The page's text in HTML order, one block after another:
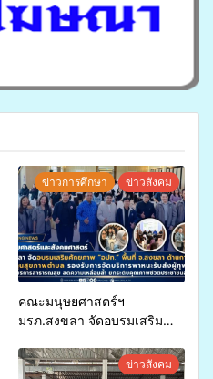
ข่าวการศึกษา ข่าวสังคม
คณะมนุษยศาสตร์ฯ
มรภ.สงขลา จัดอบรมเสริม
จ่ายงบกองทุนสุขภาพตำบล
ข่าวสังคม